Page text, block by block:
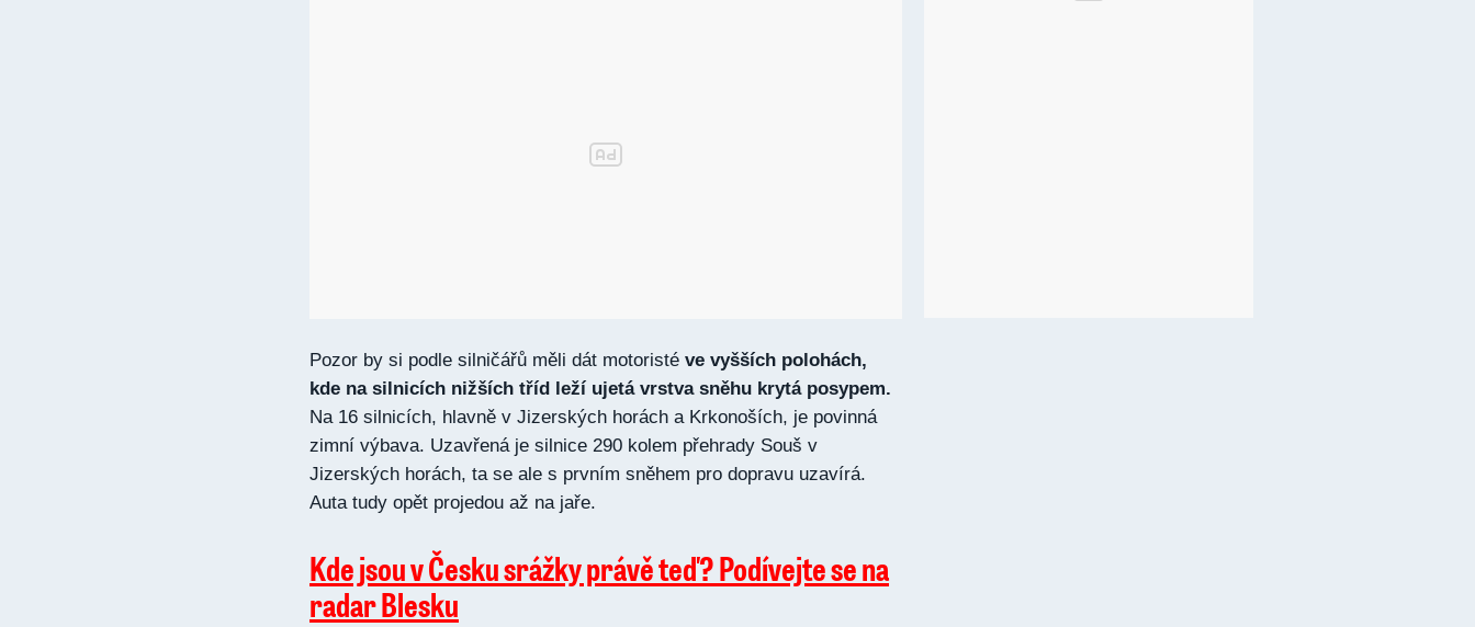
Pozor by si podle silničářů měli dát motoristé ve vyšších polohách,
kde na silnicích nižších tříd leží ujetá vrstva sněhu krytá posypem.
Na 16 silnicích, hlavně v Jizerských horách a Krkonoších, je povinná
zimní výbava. Uzavřená je silnice 290 kolem přehrady Souš v
Jizerských horách, ta se ale s prvním sněhem pro dopravu uzavírá.
Auta tudy opět projedou až na jaře.
Kde jsou v Česku srážky právě teď? Podívejte se na
radar Blesku